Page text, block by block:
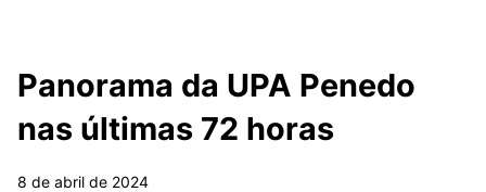
Panorama da UPA Penedo
nas últimas 72 horas
8 de abril de 2024